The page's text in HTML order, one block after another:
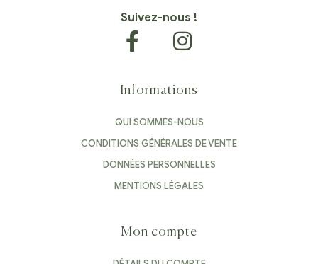
Suivez-nous !
Informations
QUI SOMMES-NOUS
CONDITIONS GÉNÉRALES DE VENTE
DONNÉES PERSONNELLES
MENTIONS LÉGALES
Mon compte